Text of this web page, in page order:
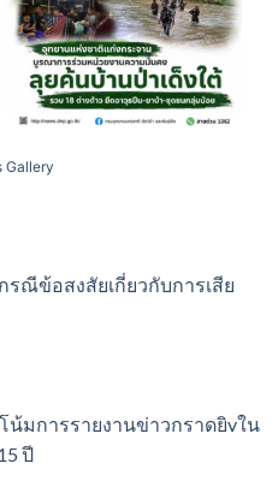
Gallery
รณีข้อสงสัยเกี่ยวกับการเสีย
น้มการรายงานข่าวกราดยิvใน
ปี